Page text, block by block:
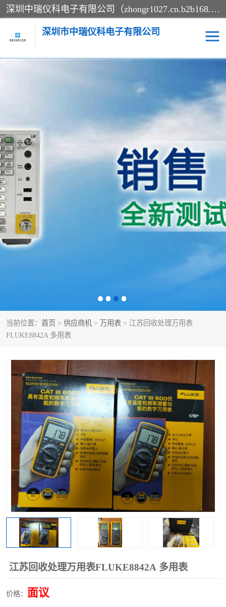
深圳中瑞仪科电子有限公司（zhongr1027.cn.b2b168.com）主要从事回收二手仪器，工厂仪器，回收示波器，KeysightE4980A，FLUKE754，MT8852B，IFR3920，Agilent N4010A，MT8852B等业务，全国统一热线：13570873835。深圳中瑞仪科电子有限公司整批或单出，专业评估高价回收工厂闲置仪器。
深圳市中瑞仪科电子有限公司
当前位置： 首页 > 供应商机 > 万用表 > 江苏回收处理万用表
FLUKE8842A 多用表
江苏回收处理万用表FLUKE8842A 多用表
价格： 面议
测试仪
信号发生器
电阻-功率计 频谱分析仪
万用表 综合测试仪
蓝牙测试仪 网络分析仪
过程校验仪 电桥测试仪
泰克示波器
函数信号发生器
校准仪 阻抗分析仪
音频分析仪